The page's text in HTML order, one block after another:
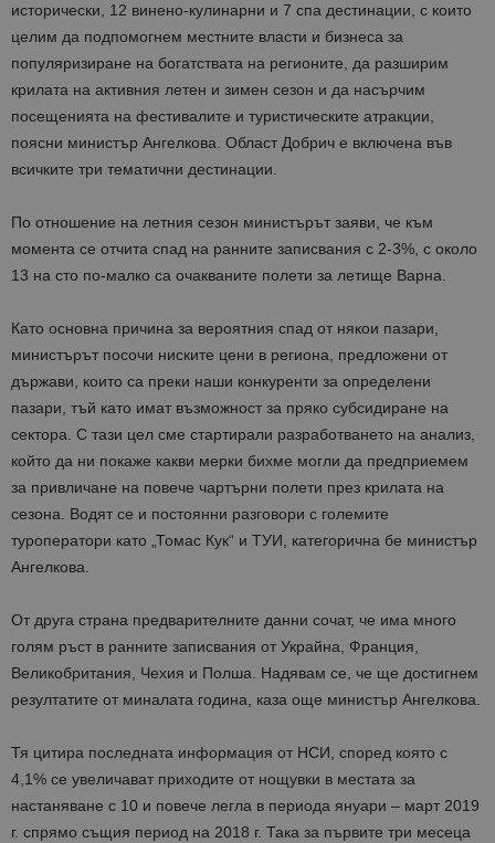
исторически, 12 винено-кулинарни и 7 спа дестинации, с които
целим да подпомогнем местните власти и бизнесa за
популяризиране на богатствата на регионите, да разширим
крилата на активния летен и зимен сезон и да насърчим
посещенията на фестивалите и туристическите атракции,
поясни министър Ангелкова. Област Добрич е включена във
всичките три тематични дестинации.
По отношение на летния сезон министърът заяви, че към
момента се отчита спад на ранните записвания с 2-3%, с около
13 на сто по-малко са очакваните полети за летище Варна.
Като основна причина за вероятния спад от някои пазари,
министърът посочи ниските цени в региона, предложени от
държави, които са преки наши конкуренти за определени
пазари, тъй като имат възможност за пряко субсидиране на
сектора. С тази цел сме стартирали разработването на анализ,
който да ни покаже какви мерки бихме могли да предприемем
за привличане на повече чартърни полети през крилата на
сезона. Водят се и постоянни разговори с големите
туроператори като „Томас Кук“ и ТУИ, категорична бе министър
Ангелкова.
От друга страна предварителните данни сочат, че има много
голям ръст в ранните записвания от Украйна, Франция,
Великобритания, Чехия и Полша. Надявам се, че ще достигнем
резултатите от миналата година, каза още министър Ангелкова.
Тя цитира последната информация от НСИ, според която с
4,1% се увеличават приходите от нощувки в местата за
настаняване с 10 и повече легла в периода януари – март 2019
г. спрямо същия период на 2018 г. Така за първите три месеца